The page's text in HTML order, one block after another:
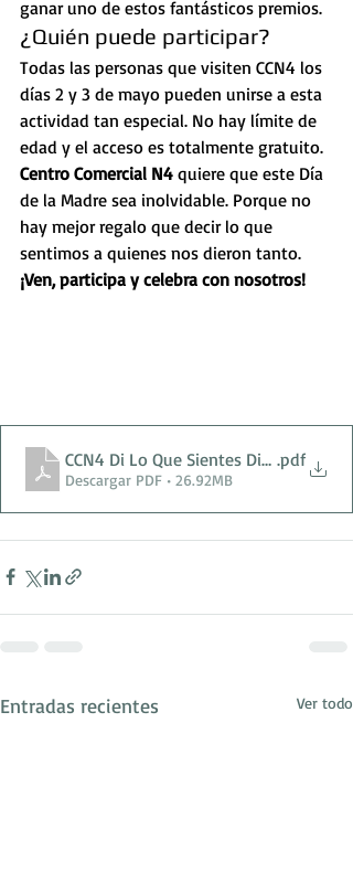
ganar uno de estos fantásticos premios.
¿Quién puede participar?
Todas las personas que visiten CCN4 los
días 2 y 3 de mayo pueden unirse a esta
actividad tan especial. No hay límite de
edad y el acceso es totalmente gratuito.
Centro Comercial N4 quiere que este Día
de la Madre sea inolvidable. Porque no
hay mejor regalo que decir lo que
sentimos a quienes nos dieron tanto.
¡Ven, participa y celebra con nosotros!
CCN4 Di Lo Que Sientes Dia de la
.pdf
Descargar PDF • 26.92MB
Entradas recientes Ver todo